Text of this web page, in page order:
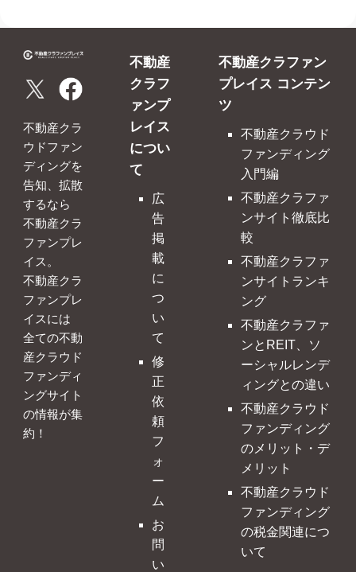
不動産クラ
ウドファン
ディングを
告知、拡散
するなら
不動産クラ
ファンプレ
イス。
不動産クラ
ファンプレ
イスには
全ての不動
産クラウド
ファンディ
ングサイト
の情報が集
約！
不動産
クラフ
ァンプ
レイス
につい
て
広
告
掲
載
に
つ
い
て
修
正
依
頼
フ
ォ
ー
ム
お
問
い
不動産クラファン
プレイス コンテン
ツ
不動産クラウド
ファンディング
入門編
不動産クラファ
ンサイト徹底比
較
不動産クラファ
ンサイトランキ
ング
不動産クラファ
ンとREIT、ソ
ーシャルレンデ
ィングとの違い
不動産クラウド
ファンディング
のメリット・デ
メリット
不動産クラウド
ファンディング
の税金関連につ
いて